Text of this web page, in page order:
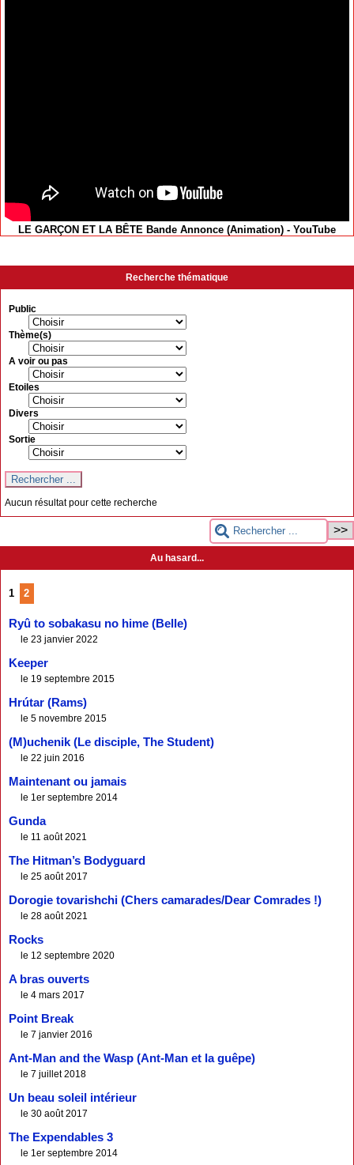
LE GARÇON ET LA BÊTE Bande Annonce (Animation) - YouTube
Recherche thématique
Public
Thème(s)
A voir ou pas
Etoiles
Divers
Sortie
Aucun résultat pour cette recherche
Au hasard...
1 2
Ryû to sobakasu no hime (Belle)
le 23 janvier 2022
Keeper
le 19 septembre 2015
Hrútar (Rams)
le 5 novembre 2015
(M)uchenik (Le disciple, The Student)
le 22 juin 2016
Maintenant ou jamais
le 1er septembre 2014
Gunda
le 11 août 2021
The Hitman’s Bodyguard
le 25 août 2017
Dorogie tovarishchi (Chers camarades/Dear Comrades !)
le 28 août 2021
Rocks
le 12 septembre 2020
A bras ouverts
le 4 mars 2017
Point Break
le 7 janvier 2016
Ant-Man and the Wasp (Ant-Man et la guêpe)
le 7 juillet 2018
Un beau soleil intérieur
le 30 août 2017
The Expendables 3
le 1er septembre 2014